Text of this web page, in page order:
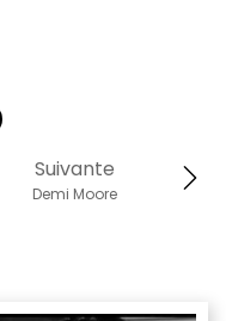
Suivante
Demi Moore